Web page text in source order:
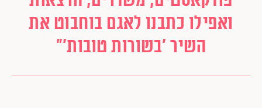
ואפילו כתבנו לאגם בוחבוט את
השיר 'בשורות טובות'"